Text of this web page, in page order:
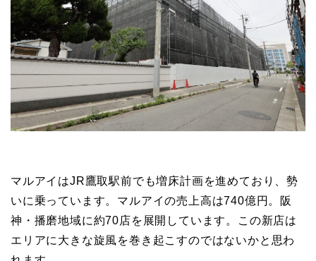
マルアイはJR鷹取駅前でも増床計画を進めており、勢
いに乗っています。マルアイの売上高は740億円。阪
神・播磨地域に約70店を展開しています。この新店は
エリアに大きな旋風を巻き起こすのではないかと思わ